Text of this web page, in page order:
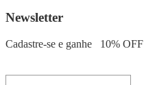
Newsletter
Cadastre-se e ganhe 10% OFF